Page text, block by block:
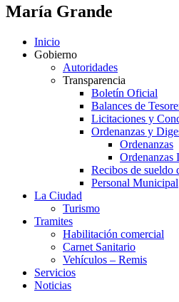
María Grande
Inicio
Gobierno
Autoridades
Transparencia
Boletín Oficial
Balances de
Licitaciones y
Ordenanzas y
Ordenanzas
Ordenanzas
Recibos de sueldo
Personal Municipal
La Ciudad
Turismo
Tramites
Habilitación comercial
Carnet Sanitario
Vehículos – Remis
Servicios
Noticias